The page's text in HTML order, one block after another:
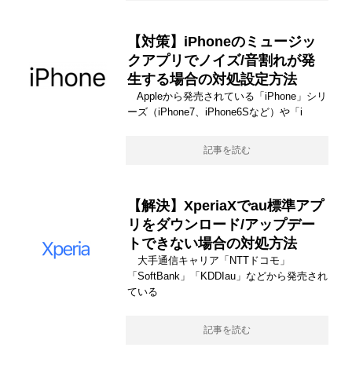
【対策】iPhoneのミュージッ
クアプリでノイズ/音割れが発
生する場合の対処設定方法
Appleから発売されている「iPhone」シリ
ーズ（iPhone7、iPhone6Sなど）や「i
記事を読む
【解決】XperiaXでau標準アプ
リをダウンロード/アップデー
トできない場合の対処方法
大手通信キャリア「NTTドコモ」
「SoftBank」「KDDIau」などから発売され
ている
記事を読む